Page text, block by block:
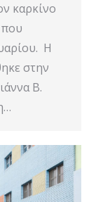
καρκίνο
που
Η
στην
Β.